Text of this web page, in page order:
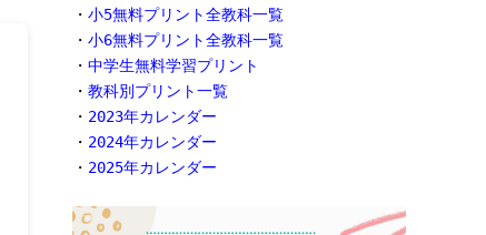
・ 小5無料プリント全教科一覧
・ 小6無料プリント全教科一覧
・ 中学生無料学習プリント
・ 教科別プリント一覧
・ 2023年カレンダー
・ 2024年カレンダー
・ 2025年カレンダー